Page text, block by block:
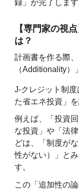
録」が完了します
【専門家の視
は？
計画書を作る際
（Additionality）
J-クレジット制
た省エネ投資」
例えば、「投資
な投資」や「法
どは、「制度が
性がない）」と
す。
この「追加性の